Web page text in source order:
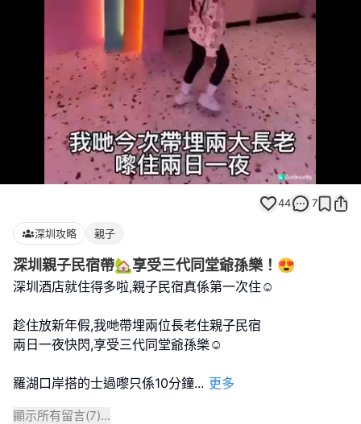
Loaded:
67.42%
Unmute
44 7
深圳攻略 親子
深圳親子民宿帶🏡享受三代同堂爺孫樂！😍
深圳酒店就住得多啦,親子民宿真係第一次住☺️
趁住放新年假,我哋帶埋兩位長老住親子民宿
兩日一夜快閃,享受三代同堂爺孫樂☺️
羅湖口岸搭的士過嚟只係10分鐘... 更多
顯示所有留言(7)...